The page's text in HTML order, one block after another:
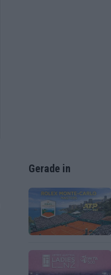
Gerade in